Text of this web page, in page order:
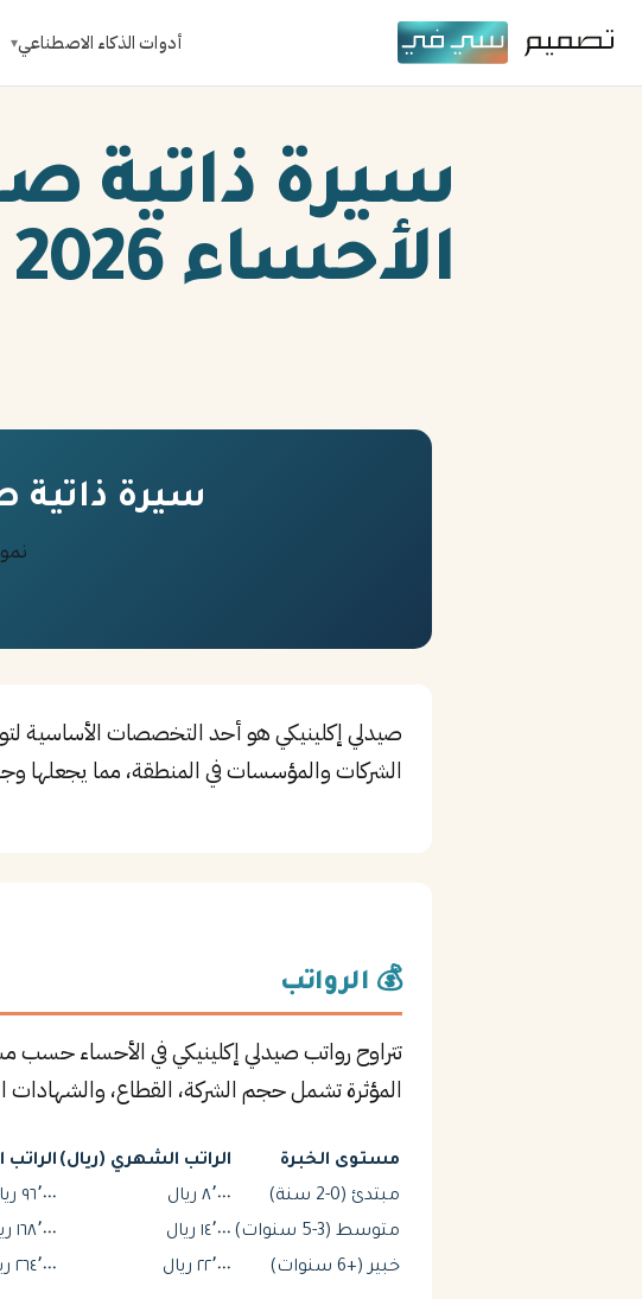
أدوات الذكاء الاصطناعي▾
سيرة ذاتية
الأحساء 2026
سيرة ذاتية
الشركات والمؤسسات في المنطقة، مما يجعلها
💰 الرواتب
تتراوح رواتب صيدلي إكلينيكي في الأحساء حسب
المؤثرة تشمل حجم الشركة، القطاع، والشهادات
مستوى الخبرة الراتب الشهري (ريال)
مبتدئ (0-2 سنة)
٨٬٠٠٠ ريال
٩٦٬٠٠٠ ريال
متوسط (3-5 سنوات)
١٤٬٠٠٠ ريال
١٦٨٬٠٠٠ ريال
خبير (+6 سنوات)
٢٢٬٠٠٠ ريال ٢٦٤٬٠٠٠ ريال